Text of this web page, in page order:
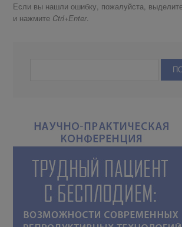
Если вы нашли ошибку, пожалуйста,
и нажмите Ctrl+Enter.